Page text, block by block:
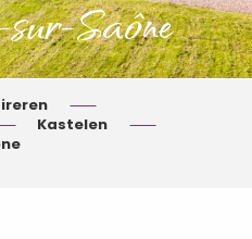
Saône
Kastelen